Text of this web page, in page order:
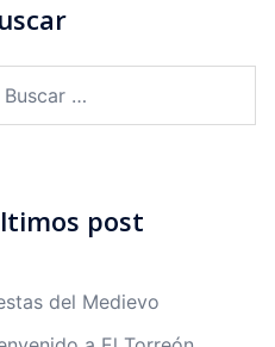
post
del Medievo